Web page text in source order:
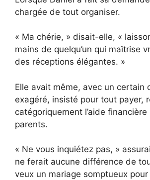
chargée de tout organiser.
« Ma chérie, » disait-elle, «
mains de quelqu’un qui maîtrise
des réceptions élégantes. »
Elle avait même, avec un certain
exagéré, insisté pour tout payer,
catégoriquement l’aide financière
parents.
« Ne vous inquiétez pas, »
ne ferait aucune différence de
veux un mariage somptueux